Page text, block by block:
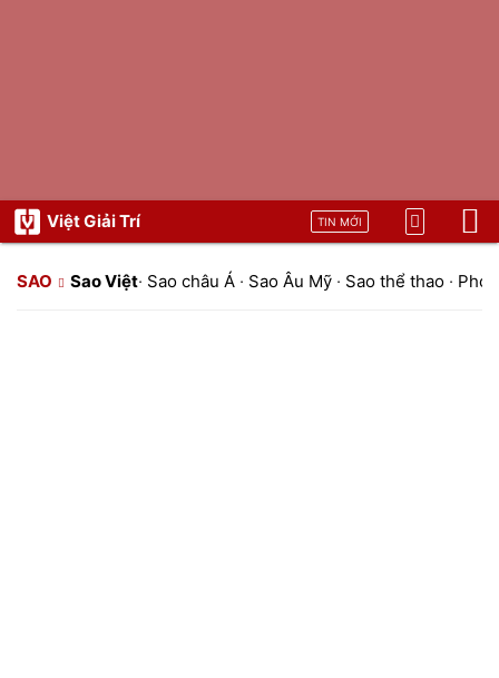
Việt Giải Trí TIN MỚI
SAO Sao Việt· Sao châu Á · Sao Âu Mỹ · Sao thể thao ·